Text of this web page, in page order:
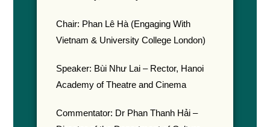
Chair: Phan Lê Hà (Engaging With
Vietnam & University College London)
Speaker: Bùi Như Lai – Rector, Hanoi
Academy of Theatre and Cinema
Commentator: Dr Phan Thanh Hải –